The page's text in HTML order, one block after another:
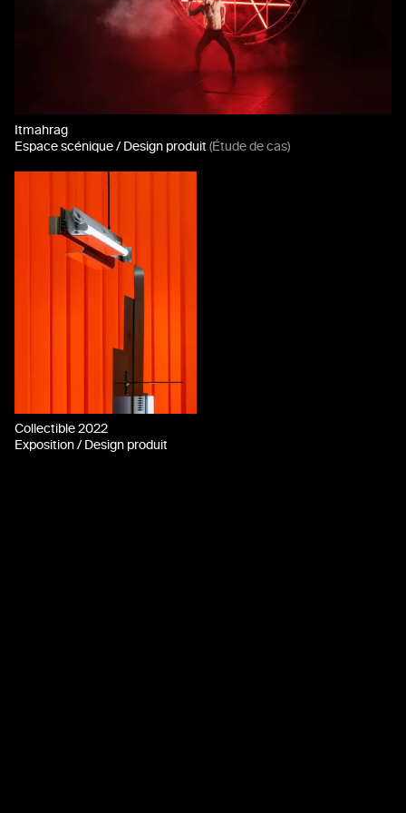
Itmahrag
Espace scénique / Design produit (Étude de cas)
Collectible 2022
Exposition / Design produit